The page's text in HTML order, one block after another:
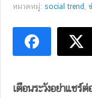
หมวดหมู่: social trend ,
เตือนระวังอย่าแชร์